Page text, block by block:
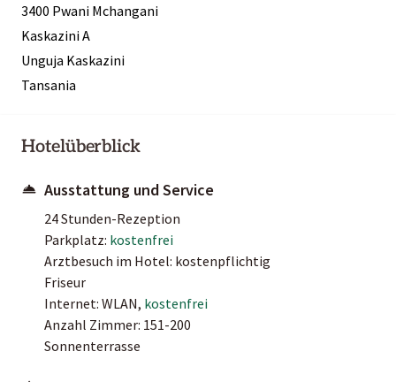
3400 Pwani Mchangani
Kaskazini A
Unguja Kaskazini
Tansania
Hotelüberblick
Ausstattung und Service
24 Stunden-Rezeption
Parkplatz: kostenfrei
Arztbesuch im Hotel: kostenpflichtig
Friseur
Internet: WLAN, kostenfrei
Anzahl Zimmer: 151-200
Sonnenterrasse